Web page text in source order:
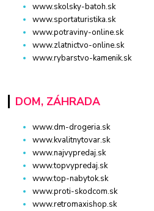
www.skolsky-batoh.sk
www.sportaturistika.sk
www.potraviny-online.sk
www.zlatnictvo-online.sk
www.rybarstvo-kamenik.sk
DOM, ZÁHRADA
www.dm-drogeria.sk
www.kvalitnytovar.sk
www.najvypredaj.sk
www.topvypredaj.sk
www.top-nabytok.sk
www.proti-skodcom.sk
www.retromaxishop.sk